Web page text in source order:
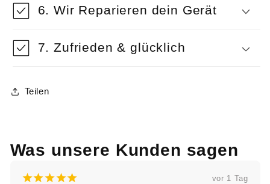
6. Wir Reparieren dein Gerät
7. Zufrieden & glücklich
Teilen
Was unsere Kunden sagen
¡¡¡¡¡ vor 1 Tag